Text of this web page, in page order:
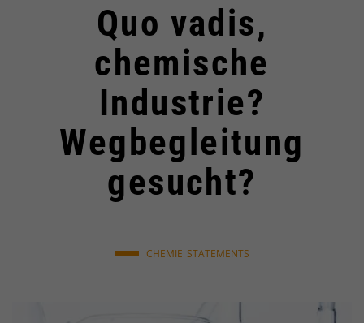
Quo vadis,
chemische
Industrie?
Wegbegleitung
gesucht?
CHEMIE STATEMENTS